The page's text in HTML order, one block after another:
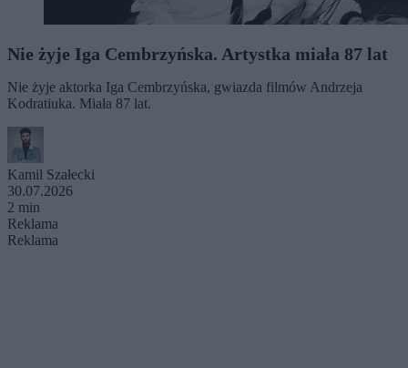
Nie żyje Iga Cembrzyńska. Artystka miała 87 lat
Nie żyje aktorka Iga Cembrzyńska, gwiazda filmów Andrzeja
Kodratiuka. Miała 87 lat.
Kamil Szałecki
30.07.2026
2 min
Reklama
Reklama